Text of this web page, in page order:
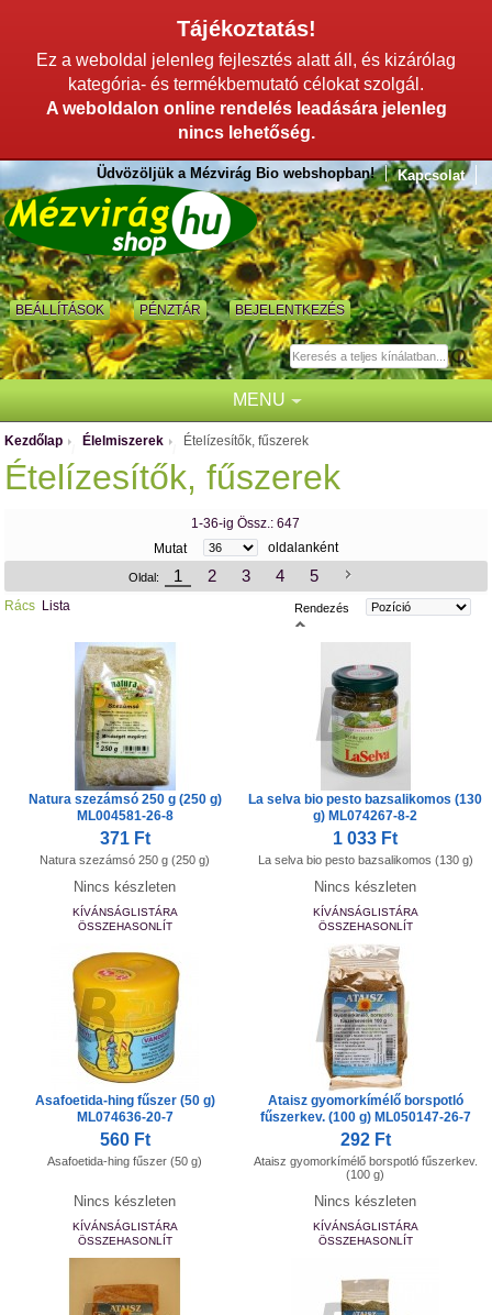
Tájékoztatás!
Ez a weboldal jelenleg fejlesztés alatt áll, és kizárólag
kategória- és termékbemutató célokat szolgál.
A weboldalon online rendelés leadására jelenleg
nincs lehetőség.
Üdvözöljük a Mézvirág Bio webshopban! Kapcsolat
BEÁLLÍTÁSOK PÉNZTÁR BEJELENTKEZÉS
MENU
Kezdőlap Élelmiszerek Ételízesítők, fűszerek
Ételízesítők, fűszerek
1-36-ig Össz.: 647
Mutat
oldalanként
Oldal: 1 2 3 4 5
Rács Lista Rendezés
Natura szezámsó 250 g (250 g)
ML004581-26-8
371 Ft
Natura szezámsó 250 g (250 g)
Nincs készleten
KÍVÁNSÁGLISTÁRA
ÖSSZEHASONLÍT
La selva bio pesto bazsalikomos (130
g) ML074267-8-2
1 033 Ft
La selva bio pesto bazsalikomos (130 g)
Nincs készleten
KÍVÁNSÁGLISTÁRA
ÖSSZEHASONLÍT
Asafoetida-hing fűszer (50 g)
ML074636-20-7
560 Ft
Asafoetida-hing fűszer (50 g)
Nincs készleten
KÍVÁNSÁGLISTÁRA
ÖSSZEHASONLÍT
Ataisz gyomorkímélő borspotló
fűszerkev. (100 g) ML050147-26-7
292 Ft
Ataisz gyomorkímélő borspotló fűszerkev.
(100 g)
Nincs készleten
KÍVÁNSÁGLISTÁRA
ÖSSZEHASONLÍT